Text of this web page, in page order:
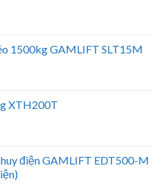
1500kg GAMLIFT SLT15M
XTH200T
điện GAMLIFT EDT500-M